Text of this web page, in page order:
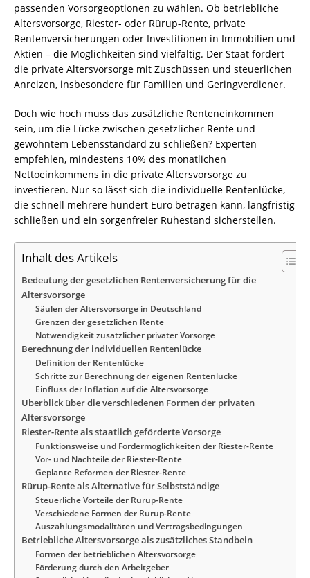
passenden Vorsorgeoptionen zu wählen. Ob betriebliche
Altersvorsorge, Riester- oder Rürup-Rente, private
Rentenversicherungen oder Investitionen in Immobilien und
Aktien – die Möglichkeiten sind vielfältig. Der Staat fördert
die private Altersvorsorge mit Zuschüssen und steuerlichen
Anreizen, insbesondere für Familien und Geringverdiener.
Doch wie hoch muss das zusätzliche Renteneinkommen
sein, um die Lücke zwischen gesetzlicher Rente und
gewohntem Lebensstandard zu schließen? Experten
empfehlen, mindestens 10% des monatlichen
Nettoeinkommens in die private Altersvorsorge zu
investieren. Nur so lässt sich die individuelle Rentenlücke,
die schnell mehrere hundert Euro betragen kann, langfristig
schließen und ein sorgenfreier Ruhestand sicherstellen.
Inhalt des Artikels
Bedeutung der gesetzlichen Rentenversicherung für die
Altersvorsorge
Säulen der Altersvorsorge in Deutschland
Grenzen der gesetzlichen Rente
Notwendigkeit zusätzlicher privater Vorsorge
Berechnung der individuellen Rentenlücke
Definition der Rentenlücke
Schritte zur Berechnung der eigenen Rentenlücke
Einfluss der Inflation auf die Altersvorsorge
Überblick über die verschiedenen Formen der privaten
Altersvorsorge
Riester-Rente als staatlich geförderte Vorsorge
Funktionsweise und Fördermöglichkeiten der Riester-Rente
Vor- und Nachteile der Riester-Rente
Geplante Reformen der Riester-Rente
Rürup-Rente als Alternative für Selbstständige
Steuerliche Vorteile der Rürup-Rente
Verschiedene Formen der Rürup-Rente
Auszahlungsmodalitäten und Vertragsbedingungen
Betriebliche Altersvorsorge als zusätzliches Standbein
Formen der betrieblichen Altersvorsorge
Förderung durch den Arbeitgeber